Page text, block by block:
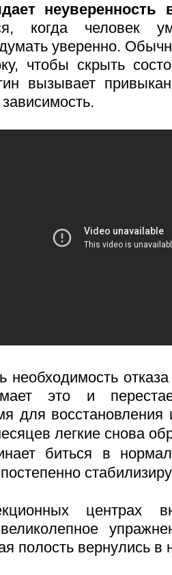
неуверенность
когда человек
уверенно.
чтобы скрыть
вызывает
необходимость
это и
для
легкие снова
биться в
центрах
великолепное
полость вернулись в